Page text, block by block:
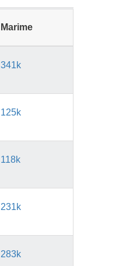
Marime
341k
125k
118k
231k
283k